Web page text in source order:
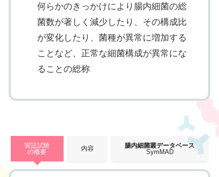
何らかのきっかけにより腸内細菌の総
菌数が著しく減少したり、その構成比
が変化したり、菌種が異常に増加する
ことなど、正常な細菌構成が異常にな
ることの総称
実証試験
の概要
内容
腸内細菌叢データベース
SymMAD